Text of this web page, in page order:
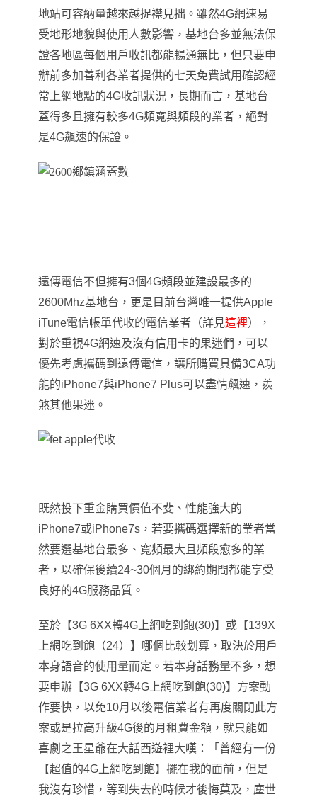
地站可容納量越來越捉襟見拙 。 雖然4G網速易
受地形地貌與使用人數影響 ， 基地台多並無法保
證各地區每個用戶收訊都能暢通無比 ， 但只要申
辦前多加善利各業者提供的七天免費試用確認經
常上網地點的4G收訊狀況 ， 長期而言 ， 基地台
蓋得多且擁有較多4G頻寬與頻段的業者 ， 絕對
是4G飆速的保證。
遠傳電信不但擁有3個4G頻段並建設最多的
2600Mhz基地台，更是目前台灣唯一提供Apple
iTune電信帳單代收的電信業者（詳見這裡）
，
對於重視4G網速及沒有信用卡的果迷們，可以
優先考慮攜碼到遠傳電信，讓所購買具備3CA功
能的iPhone7與iPhone7 Plus可以盡情飆速 ，羨
煞其他果迷 。
既然投下重金購買價值不斐、性能強大的
iPhone7或iPhone7s ， 若要攜碼選擇新的業者當
然要選基地台最多、寬頻最大且頻段愈多的業
者 ， 以確保後續24~30個月的綁約期間都能享受
良好的4G服務品質。
至於【3G 6XX轉4G上網吃到飽(30)】或【139X
上網吃到飽（24）】哪個比較划算，取決於用戶
本身語音的使用量而定。若本身話務量不多，想
要申辦【3G 6XX轉4G上網吃到飽(30)】方案動
作要快，以免10月以後電信業者有再度關閉此方
案或是拉高升級4G後的月租費金額，就只能如
喜劇之王星爺在大話西遊裡大嘆：「曾經有一份
【超值的4G上網吃到飽】擺在我的面前，但是
我沒有珍惜，等到失去的時候才後悔莫及，塵世